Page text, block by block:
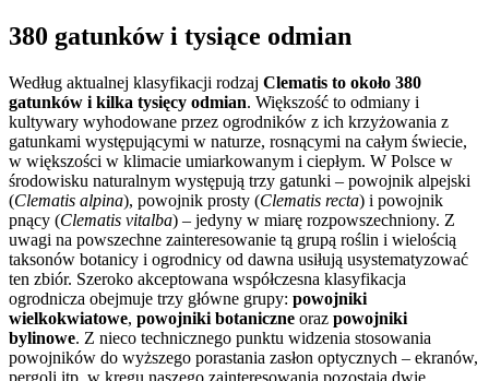
380 gatunków i tysiące odmian
Według aktualnej klasyfikacji rodzaj Clematis to około 380
gatunków i kilka tysięcy odmian. Większość to odmiany i
kultywary wyhodowane przez ogrodników z ich krzyżowania z
gatunkami występującymi w naturze, rosnącymi na całym świecie,
w większości w klimacie umiarkowanym i ciepłym. W Polsce w
środowisku naturalnym występują trzy gatunki – powojnik alpejski
(Clematis alpina), powojnik prosty (Clematis recta) i powojnik
pnący (Clematis vitalba) – jedyny w miarę rozpowszechniony. Z
uwagi na powszechne zainteresowanie tą grupą roślin i wielością
taksonów botanicy i ogrodnicy od dawna usiłują usystematyzować
ten zbiór. Szeroko akceptowana współczesna klasyfikacja
ogrodnicza obejmuje trzy główne grupy: powojniki
wielkokwiatowe, powojniki botaniczne oraz powojniki
bylinowe. Z nieco technicznego punktu widzenia stosowania
powojników do wyższego porastania zasłon optycznych – ekranów,
pergoli itp. w kręgu naszego zainteresowania pozostają dwie